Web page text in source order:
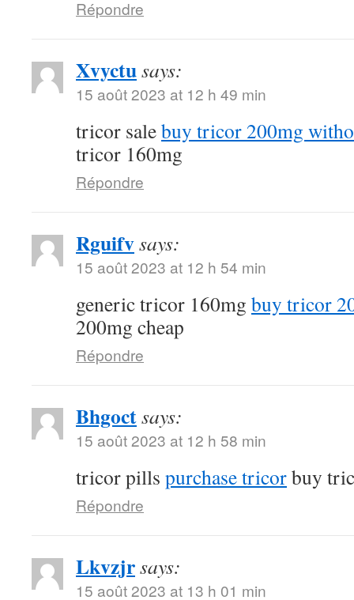
Répondre
Xvyctusays:
15 août 2023 at 12 h 49 min
tricor salebuy tricor 200mg
tricor 160mg
Répondre
Rguifvsays:
15 août 2023 at 12 h 54 min
generic tricor 160mg buy tricor
200mg cheap
Répondre
Bhgoctsays:
15 août 2023 at 12 h 58 min
tricor pills purchase tricorbuy
Répondre
Lkvzjrsays:
15 août 2023 at 13 h 01 min